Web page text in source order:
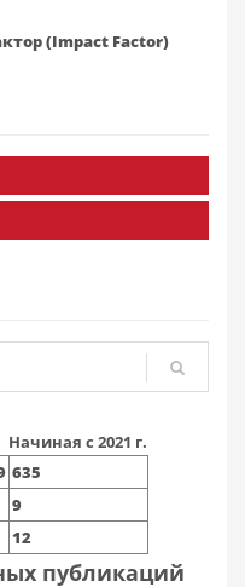
(Impact Factor)
Начиная с 2021 г.
635
9
12
публикаций